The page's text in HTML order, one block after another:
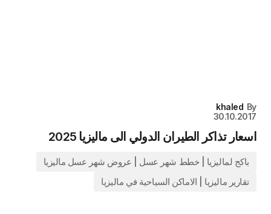
By
khaled
30.10.2017
اسعار تذاكر الطيران الدولي الى ماليزيا 2025
باكج لماليزيا | خطط شهر عسل | عروض شهر عسل ماليزيا
تقارير ماليزيا | الاماكن السياحية في ماليزيا